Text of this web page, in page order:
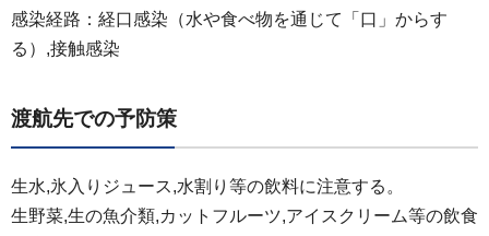
感染経路：経口感染（水や食べ物を通じて「口」からす
る）,接触感染
渡航先での予防策
生水,氷入りジュース,水割り等の飲料に注意する。
生野菜,生の魚介類,カットフルーツ,アイスクリーム等の飲食